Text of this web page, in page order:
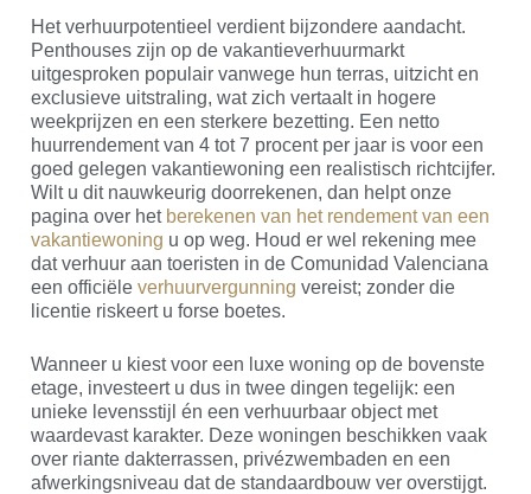
Het verhuurpotentieel verdient bijzondere aandacht.
Penthouses zijn op de vakantieverhuurmarkt
uitgesproken populair vanwege hun terras, uitzicht en
exclusieve uitstraling, wat zich vertaalt in hogere
weekprijzen en een sterkere bezetting. Een netto
huurrendement van 4 tot 7 procent per jaar is voor een
goed gelegen vakantiewoning een realistisch richtcijfer.
Wilt u dit nauwkeurig doorrekenen, dan helpt onze
pagina over het berekenen van het rendement van een
vakantiewoning u op weg. Houd er wel rekening mee
dat verhuur aan toeristen in de Comunidad Valenciana
een officiëleverhuurvergunning vereist; zonder die
licentie riskeert u forse boetes.
Wanneer u kiest voor een luxe woning op de bovenste
etage, investeert u dus in twee dingen tegelijk: een
unieke levensstijl én een verhuurbaar object met
waardevast karakter. Deze woningen beschikken vaak
over riante dakterrassen, privézwembaden en een
afwerkingsniveau dat de standaardbouw ver overstijgt.